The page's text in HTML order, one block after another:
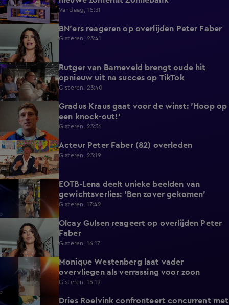
Vandaag, 15:31
BN'ers reageren op overlijden Peter Faber
Gisteren, 23:41
1:29
Rutger van Barneveld brengt oude hit
opnieuw uit na succes op TikTok
Gisteren, 23:40
Gradus Kraus gaat voor de winst: 'Hoop op
een knock-out!'
Gisteren, 23:36
2:11 Acteur Peter Faber (82) overleden
Gisteren, 23:19
0:13
EOTB-Lena deelt unieke beelden van
gewichtsverlies: 'Ben zover gekomen'
Gisteren, 17:42
Olcay Gulsen reageert op overlijden Peter
Faber
Gisteren, 16:17
Monique Westenberg laat vader
overvliegen als verrassing voor zoon
Gisteren, 15:19
0:17
Dries Roelvink confronteert concurrent met